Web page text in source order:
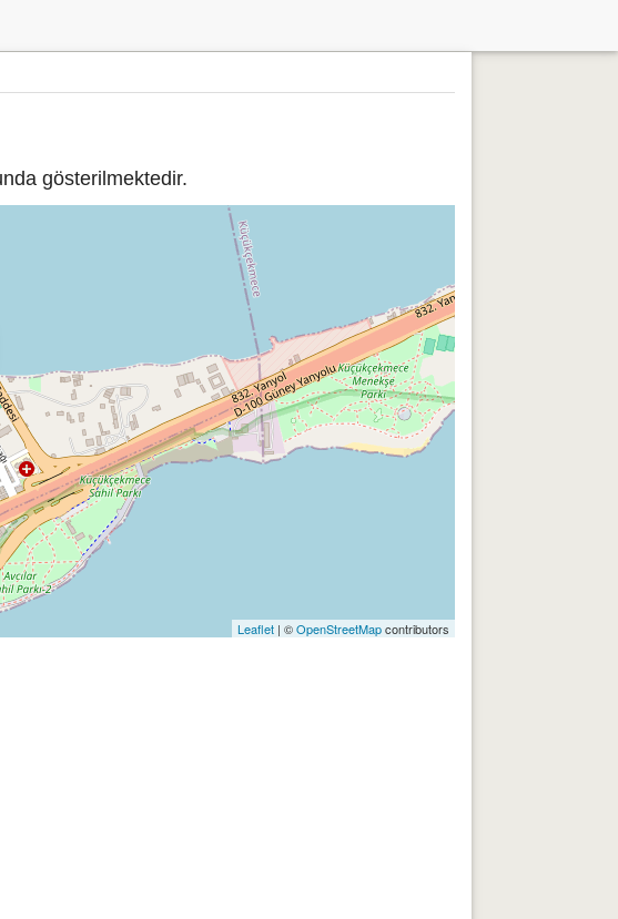
gösterilmektedir.
Leaflet | ©OpenStreetMapcontributors